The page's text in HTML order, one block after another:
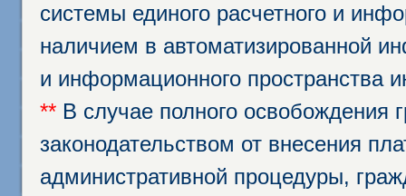
системы единого расчетного и
наличием в автоматизированной
и информационного пространства
** В случае полного освобождения
законодательством от внесения
административной процедуры,